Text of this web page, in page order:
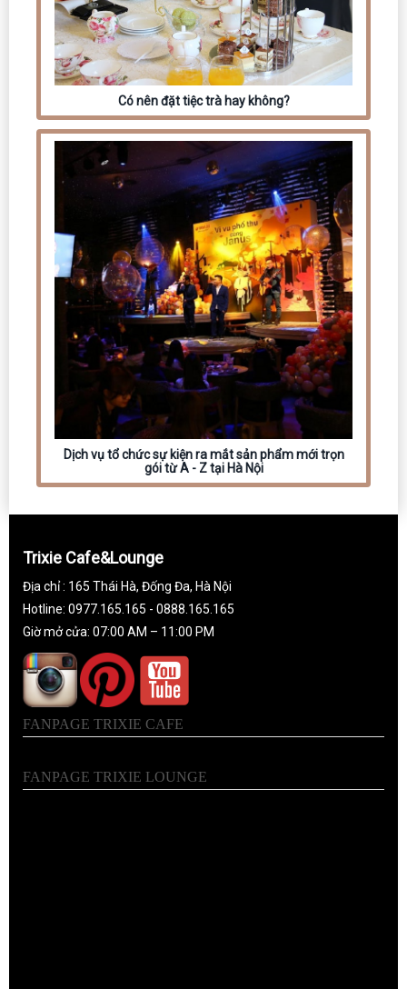
Có nên đặt tiệc trà hay không?
Dịch vụ tổ chức sự kiện ra mắt sản phẩm mới trọn
gói từ A - Z tại Hà Nội
Trixie Cafe&Lounge
Địa chỉ : 165 Thái Hà, Đống Đa, Hà Nội
Hotline: 0977.165.165 - 0888.165.165
Giờ mở cửa: 07:00 AM – 11:00 PM
FANPAGE TRIXIE CAFE
FANPAGE TRIXIE LOUNGE